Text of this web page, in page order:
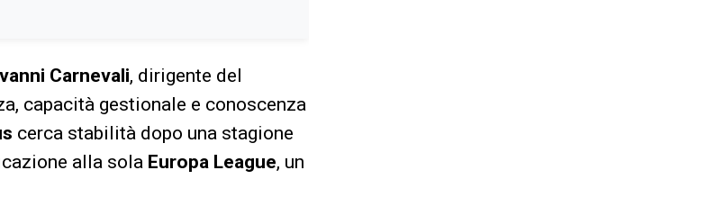
Carnevali, dirigente del
capacità gestionale e conoscenza
cerca stabilità dopo una stagione
alla sola Europa League, un